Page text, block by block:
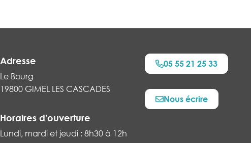
Adresse
Le Bourg
19800 GIMEL LES CASCADES
Horaires d'ouverture
Lundi, mardi et jeudi : 8h30 à 12h
05 55 21 25 33
Nous écrire